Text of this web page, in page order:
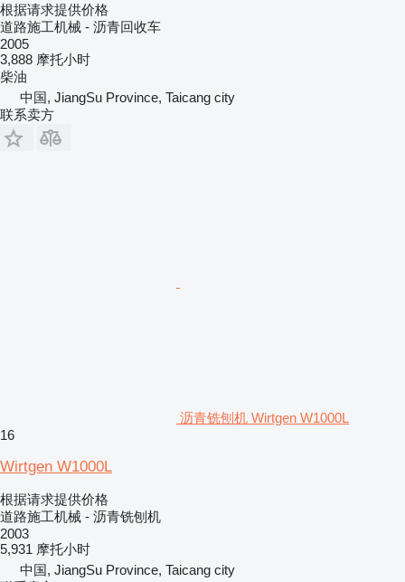
根据请求提供价格
道路施工机械 - 沥青回收车
2005
3,888 摩托小时
柴油
中国, JiangSu Province, Taicang city
联系卖方
沥青铣刨机 Wirtgen W1000L
16
Wirtgen W1000L
根据请求提供价格
道路施工机械 - 沥青铣刨机
2003
5,931 摩托小时
中国, JiangSu Province, Taicang city